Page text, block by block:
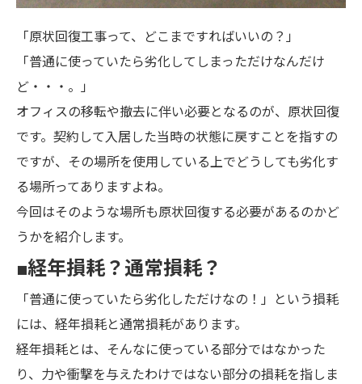
「原状回復工事って、どこまですればいいの？」
「普通に使っていたら劣化してしまっただけなんだけ
ど・・・。」
オフィスの移転や撤去に伴い必要となるのが、原状回復
です。契約して入居した当時の状態に戻すことを指すの
ですが、その場所を使用している上でどうしても劣化す
る場所ってありますよね。
今回はそのような場所も原状回復する必要があるのかど
うかを紹介します。
■経年損耗？通常損耗？
「普通に使っていたら劣化しただけなの！」という損耗
には、経年損耗と通常損耗があります。
経年損耗とは、そんなに使っている部分ではなかった
り、力や衝撃を与えたわけではない部分の損耗を指しま